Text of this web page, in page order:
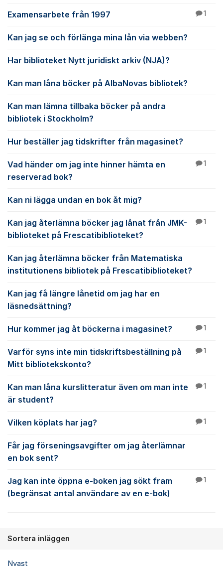
Examensarbete från 1997 1
Kan jag se och förlänga mina lån via webben?
Har biblioteket Nytt juridiskt arkiv (NJA)?
Kan man låna böcker på AlbaNovas bibliotek?
Kan man lämna tillbaka böcker på andra
bibliotek i Stockholm?
Hur beställer jag tidskrifter från magasinet?
Vad händer om jag inte hinner hämta en
reserverad bok?
1
Kan ni lägga undan en bok åt mig?
Kan jag återlämna böcker jag lånat från JMK-
biblioteket på Frescatibiblioteket?
1
Kan jag återlämna böcker från Matematiska
institutionens bibliotek på Frescatibiblioteket?
Kan jag få längre lånetid om jag har en
läsnedsättning?
Hur kommer jag åt böckerna i magasinet? 1
Varför syns inte min tidskriftsbeställning på
Mitt bibliotekskonto?
1
Kan man låna kurslitteratur även om man inte
är student?
1
Vilken köplats har jag? 1
Får jag förseningsavgifter om jag återlämnar
en bok sent?
Jag kan inte öppna e-boken jag sökt fram
(begränsat antal användare av en e-bok)
1
Sortera inläggen
Nyast